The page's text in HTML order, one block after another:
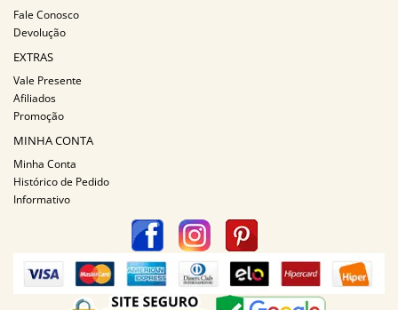
Fale Conosco
Devolução
EXTRAS
Vale Presente
Afiliados
Promoção
MINHA CONTA
Minha Conta
Histórico de Pedido
Informativo